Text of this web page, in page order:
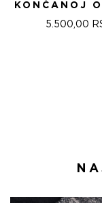
KONČANOJ
5.500,00